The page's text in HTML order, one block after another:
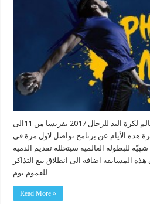
قبل سنة من انطلاق بطولة العالم لكرة اليد للرجال 2017 بفرنسا من 11الى
هذه الأيام عن برنامج تواصل لاول مرة في
للبطولة العالمية سيتخلله تقديم الدمية
المسابقة اضافة الى انطلاق بيع التذاكر
للعموم يوم …
Read More »